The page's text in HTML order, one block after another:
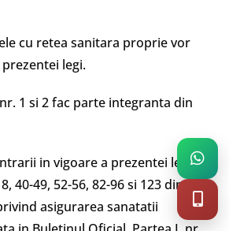
cu retea sanitara proprie vor
legi.
1 si 2 fac parte integranta din
in vigoare a prezentei legi se
40-49, 52-56, 82-96 si 123 din
asigurarea sanatatii